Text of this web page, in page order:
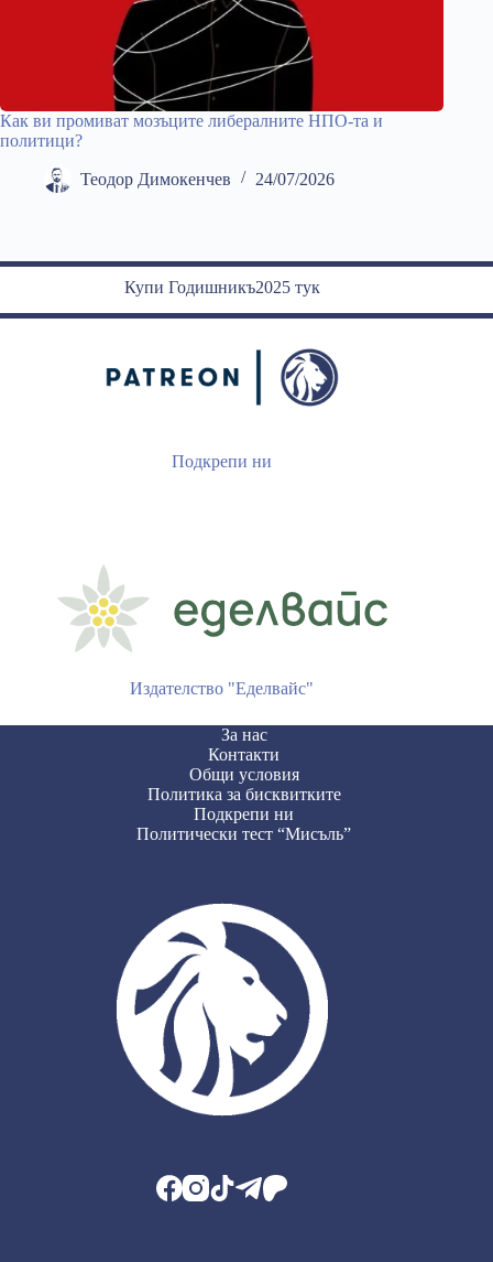
Как ви промиват мозъците либералните НПО-та и
политици?
Теодор Димокенчев 24/07/2026
Купи Годишникъ2025 тук
Подкрепи ни
Издателство "Еделвайс"
За нас
Контакти
Общи условия
Политика за бисквитките
Подкрепи ни
Политически тест “Мисъль”